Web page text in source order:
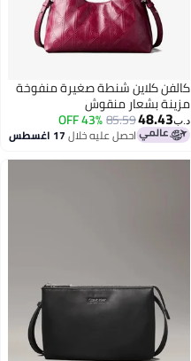
كالفن كلاين شنطة صغيرة منفوخة
مزينة بشعار منقوش
د.ب‏48.43
85.59
43% OFF
احصل عليه خلال17 اغسطس